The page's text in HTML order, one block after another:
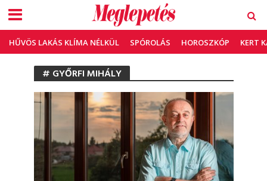
HŰVÖS LAKÁS KLÍMA NÉLKÜL SPÓROLÁS HOROSZKÓP KERT
# GYŐRFI MIHÁLY